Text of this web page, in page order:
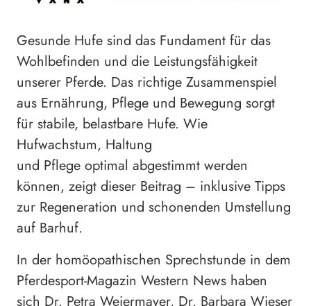
Gesunde Hufe sind das Fundament für das
Wohlbefinden und die Leistungsfähigkeit
unserer Pferde. Das richtige Zusammenspiel
aus Ernährung, Pflege und Bewegung sorgt
für stabile, belastbare Hufe. Wie
Hufwachstum, Haltung
und Pflege optimal abgestimmt werden
können, zeigt dieser Beitrag – inklusive Tipps
zur Regeneration und schonenden Umstellung
auf Barhuf.
In der homöopathischen Sprechstunde in dem
Pferdesport-Magazin Western News haben
sich Dr. Petra Weiermayer, Dr. Barbara Wieser